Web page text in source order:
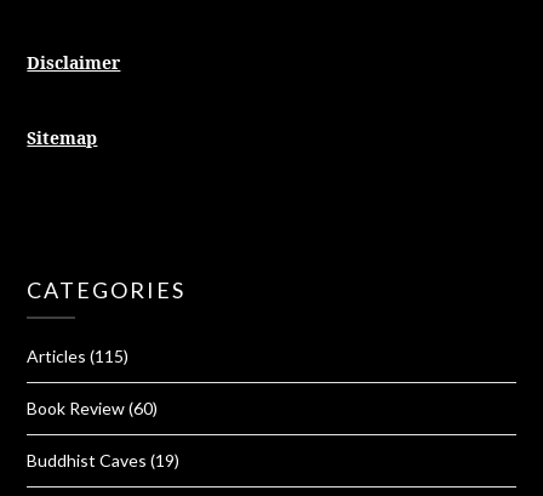
Disclaimer
Sitemap
CATEGORIES
Articles (115)
Book Review(60)
Buddhist Caves (19)